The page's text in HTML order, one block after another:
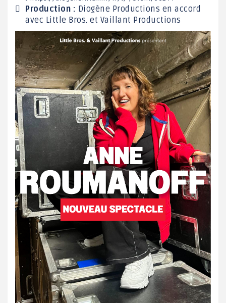
Production : Diogène Productions en accord
avec Little Bros. et Vaillant Productions